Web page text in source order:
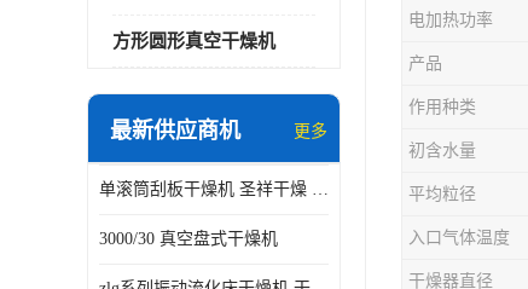
方形圆形真空干燥机
最新供应商机 更多
单滚筒刮板干燥机 圣祥干燥 单辊
3000/30 真空盘式干燥机
电加热功率
产品
作用种类
初含水量
平均粒径
入口气体温度
干燥器直径